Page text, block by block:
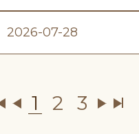
2026-07-28
1 2 3